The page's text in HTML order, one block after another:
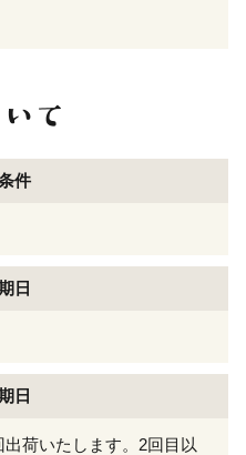
件
日
日
荷いたします。2回目以